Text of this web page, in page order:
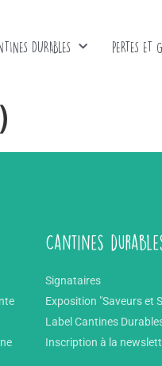
DURABLES PERTES ET
Cantines
Signataires
Exposition "Saveurs et
Label Cantines
Inscription à la